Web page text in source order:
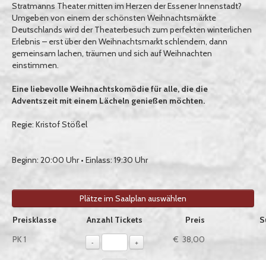
Stratmanns Theater mitten im Herzen der Essener Innenstadt?
Umgeben von einem der schönsten Weihnachtsmärkte
Deutschlands wird der Theaterbesuch zum perfekten winterlichen
Erlebnis – erst über den Weihnachtsmarkt schlendern, dann
gemeinsam lachen, träumen und sich auf Weihnachten
einstimmen.
Eine liebevolle Weihnachtskomödie für alle, die die
Adventszeit mit einem Lächeln genießen möchten.
Regie: Kristof Stößel
Beginn: 20:00 Uhr • Einlass: 19:30 Uhr
Plätze im Saalplan auswählen
Auswahl von Tickets pro Preiskategorie, sofern verfügbar
Preisklasse Anzahl Tickets Preis
PK 1
- + € 38,00